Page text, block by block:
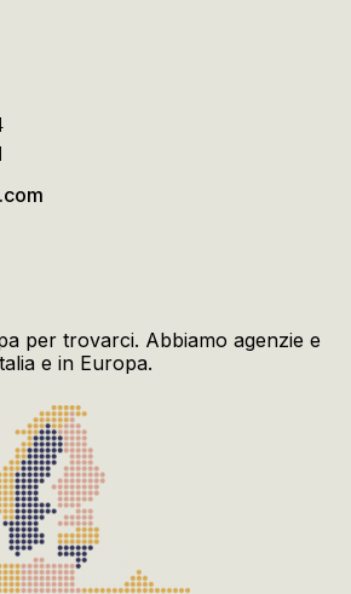
per trovarci. Abbiamo agenzie e
e in Europa.